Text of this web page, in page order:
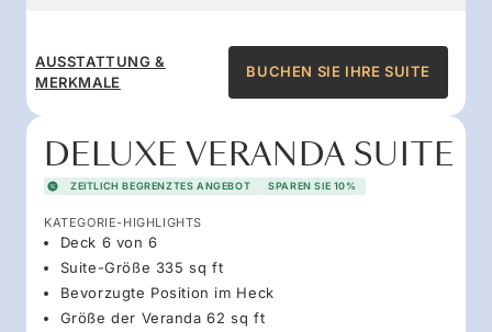
AUSSTATTUNG &
MERKMALE
BUCHEN SIE IHRE SUITE
DELUXE VERANDA SUITE
ZEITLICH BEGRENZTES ANGEBOT SPAREN SIE 10%
KATEGORIE-HIGHLIGHTS
Deck 6 von 6
Suite-Größe 335 sq ft
Bevorzugte Position im Heck
Größe der Veranda 62 sq ft